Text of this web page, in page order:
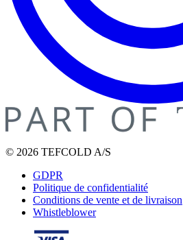
© 2026 TEFCOLD A/S
GDPR
Politique de confidentialité
Conditions de vente et de livraison
Whistleblower